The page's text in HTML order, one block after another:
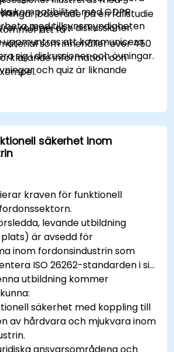
kompatibilitet med GDPR
med tillsynsmyndigheten
baserade på en fallstudie
rollspel och diskussioner.
uppmuntras att kommunicera
sig i diskussioner och övningar.
och quiz är liknande
att få
som innehåller över 450
information och
Development) kreditpoäng
utfärdas till deltagare som har
säkerhet inom
kraven för funktionell
levande utbildning
är avsedd för
inom fordonsindustrin som
ISO 26262-standarden i sin
utbildning kommer
säkerhet med koppling till
av hårdvara och mjukvara inom
ansvarsområdena och